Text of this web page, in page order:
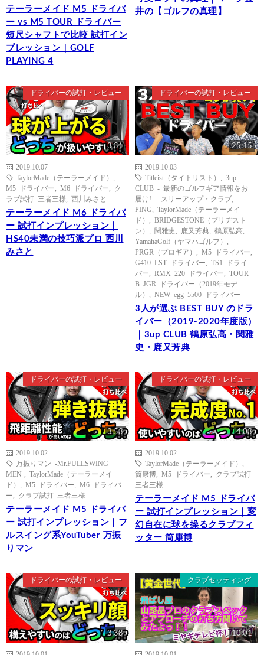
テーラーメイド M5 ドライバ
ー vs M5 TOUR ドライバー
短尺シャフトで比較 試打イン
プレッション｜GOLF
PLAYING 4
井の【ゴルフの真理】
ドライバーの試打・レビュー
3:31
2019.10.07
TaylorMade（テーラーメイド）
M5 ドライバー
M6 ドライバー
ク
ラブ試打 三者三様
西川みさと
テーラーメイド M6 ドライバ
ー 試打インプレッション｜
HS40未満の技巧派プロ 西川
みさと
ドライバーの試打・レビュー
25:15
2019.10.03
Titleist（タイトリスト）
3up
CLUB - 最新のゴルフギア情報をお
届け! - スリーアップ・クラブ
PING
TaylorMade（テーラーメイ
ド）
BRIDGESTONE（ブリヂスト
ン）
関雅史 鹿又芳典 鶴原弘高
YamahaGolf（ヤマハゴルフ）
PRGR（プロギア）
M5 ドライバー
G410 LST ドライバー
TS1 ドライ
バー
RMX 220 ドライバー
TOUR
B JGR ドライバー（2019年モデ
ル）
NEW egg 5500 ドライバー
3人が選ぶ BEST BUY のドラ
イバー（2019-2020年度版）
｜3up CLUB 鶴原弘高・関雅
史・鹿又芳典
ドライバーの試打・レビュー
3:53
2019.10.02
万振りマン -Mr.FULLSWING
MEN-
TaylorMade（テーラーメイ
ド）
M5 ドライバー
M6 ドライバ
ー
クラブ試打 三者三様
テーラーメイド M5 ドライバ
ー 試打インプレッション｜フ
ルスイング系YouTuber 万振
りマン
ドライバーの試打・レビュー
4:03
2019.10.02
TaylorMade（テーラーメイド）
筒康博
M5 ドライバー
クラブ試打
三者三様
テーラーメイド M5 ドライバ
ー 試打インプレッション｜変
幻自在に球を操るクラブフィ
ッター 筒康博
ドライバーの試打・レビュー
3:38
クラブセッティング
10:01